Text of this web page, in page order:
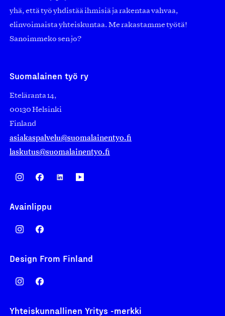
yhä, että työ yhdistää ihmisiä ja rakentaa vahvaa,
elinvoimaista yhteiskuntaa. Me rakastamme työtä!
Sanoimmeko sen jo?
Suomalainen työ ry
Eteläranta 14,
00130 Helsinki
Finland
asiakaspalvelu@suomalainentyo.fi
laskutus@suomalainentyo.fi
Avainlippu
Design From Finland
Yhteiskunnallinen Yritys -merkki